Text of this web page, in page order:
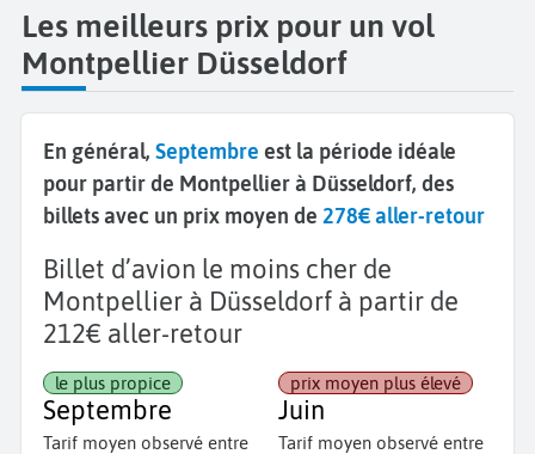
Les meilleurs prix pour un vol
Montpellier Düsseldorf
En général, Septembre est la période idéale
pour partir de Montpellier à Düsseldorf, des
billets avec un prix moyen de 278€ aller-retour
Billet d’avion le moins cher de
Montpellier à Düsseldorf à partir de
212€ aller-retour
Septembre
le plus propice
Tarif moyen observé entre
Juin
prix moyen plus élevé
Tarif moyen observé entre